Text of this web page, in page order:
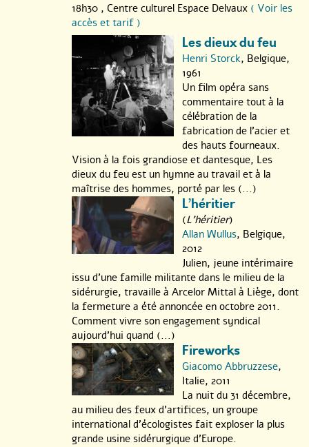
18h30 , Centre culturel Espace Delvaux ( Voir les
accès et tarif )
Les dieux du feu
Henri Storck, Belgique,
1961
Un film opéra sans
commentaire tout à la
célébration de la
fabrication de l’acier et
des hauts fourneaux.
Vision à la fois grandiose et dantesque, Les
dieux du feu est un hymne au travail et à la
maîtrise des hommes, porté par les (...)
L’héritier
(L'héritier)
Allan Wullus, Belgique,
2012
Julien, jeune intérimaire
issu d’une famille militante dans le milieu de la
sidérurgie, travaille à Arcelor Mittal à Liège, dont
la fermeture a été annoncée en octobre 2011.
Comment vivre son engagement syndical
aujourd’hui quand (...)
Fireworks
Giacomo Abbruzzese,
Italie, 2011
La nuit du 31 décembre,
au milieu des feux d’artifices, un groupe
international d’écologistes fait exploser la plus
grande usine sidérurgique d’Europe.